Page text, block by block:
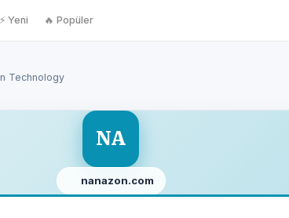
⚡ Yeni 🔥 Popüler
Technology
NA
nanazon.com